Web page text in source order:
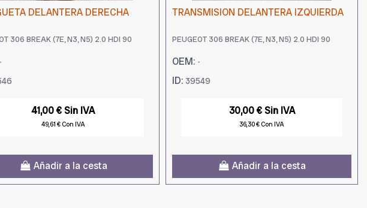
DELANTERA DERECHA
306 BREAK (7E, N3, N5) 2.0 HDI 90
-
41,00 € Sin IVA
49,61 € Con IVA
Añadir a la cesta
TRANSMISION DELANTERA IZQUIERDA
PEUGEOT 306 BREAK (7E, N3, N5) 2.0 HDI 90
OEM: -
ID: 39549
30,00 € Sin IVA
36,30 € Con IVA
Añadir a la cesta